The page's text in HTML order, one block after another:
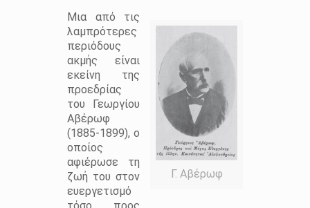
Γ. Αβέρωφ
Μια από τις
λαμπρότερες
περιόδους
ακμής είναι
εκείνη της
προεδρίας
του Γεωργίου
Αβέρωφ
(1885-1899), ο
οποίος
αφιέρωσε τη
ζωή του στον
ευεργετισμό